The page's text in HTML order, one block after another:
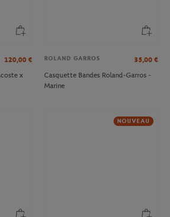
120,00 €
x
ROLAND GARROS 35,00 €
Casquette Bandes Roland-Garros -
Marine
NOUVEAU